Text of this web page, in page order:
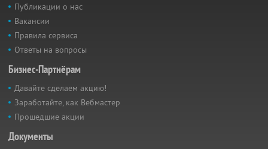
Публикации о нас
Вакансии
Правила сервиса
Ответы на вопросы
Бизнес-Партнёрам
Давайте сделаем акцию!
Заработайте, как Вебмастер
Прошедшие акции
Документы